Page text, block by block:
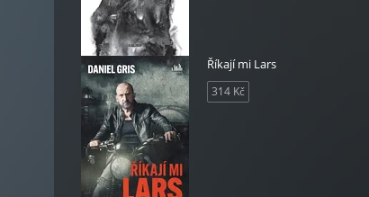
Říkají mi Lars
314 Kč